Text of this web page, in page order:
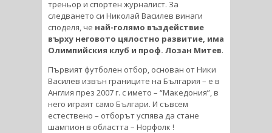
треньор и спортен журналист. За
следването си Николай Василев винаги
споделя, че най-голямо въздействие
върху неговото цялостно развитие, има
Олимпийския клуб и проф. Лозан Митев.
Първият футболен отбор, основан от Ники
Василев извън границите на България – е в
Англия през 2007 г. с името – “Македония”, в
него играят само Българи. И съвсем
естествено – отборът успява да стане
шампион в областта – Норфолк !